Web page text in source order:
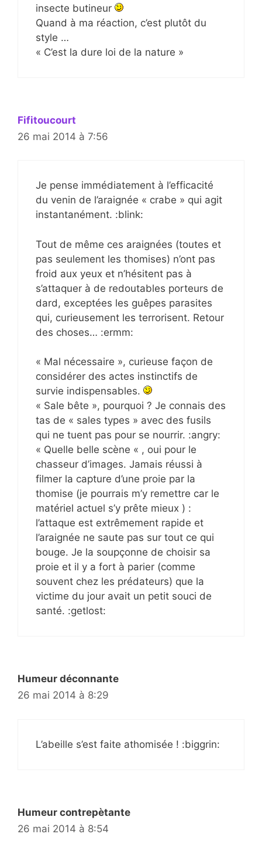
insecte butineur
Quand à ma réaction, c’est plutôt du
style …
« C’est la dure loi de la nature »
Fifitoucourt
26 mai 2014 à 7:56
Je pense immédiatement à l’efficacité
du venin de l’araignée « crabe » qui agit
instantanément. :blink:
Tout de même ces araignées (toutes et
pas seulement les thomises) n’ont pas
froid aux yeux et n’hésitent pas à
s’attaquer à de redoutables porteurs de
dard, exceptées les guêpes parasites
qui, curieusement les terrorisent. Retour
des choses… :ermm:
« Mal nécessaire », curieuse façon de
considérer des actes instinctifs de
survie indispensables.
« Sale bête », pourquoi ? Je connais des
tas de « sales types » avec des fusils
qui ne tuent pas pour se nourrir. :angry:
« Quelle belle scène « , oui pour le
chasseur d’images. Jamais réussi à
filmer la capture d’une proie par la
thomise (je pourrais m’y remettre car le
matériel actuel s’y prête mieux ) :
l’attaque est extrêmement rapide et
l’araignée ne saute pas sur tout ce qui
bouge. Je la soupçonne de choisir sa
proie et il y a fort à parier (comme
souvent chez les prédateurs) que la
victime du jour avait un petit souci de
santé. :getlost:
Humeur déconnante
26 mai 2014 à 8:29
L’abeille s’est faite athomisée ! :biggrin:
Humeur contrepètante
26 mai 2014 à 8:54